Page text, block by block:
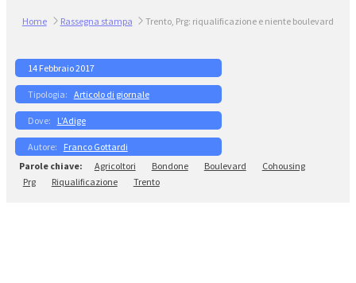
Home Rassegna stampa Trento, Prg: riqualificazione e niente boulevard
14 Febbraio 2017
Articolo di giornale
L’Adige
Franco Gottardi
Agricoltori
Bondone Boulevard
Cohousing
Prg
Riqualificazione Trento